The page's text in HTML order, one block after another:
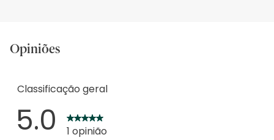
Opiniões
Classificação geral
5.0 1 opinião